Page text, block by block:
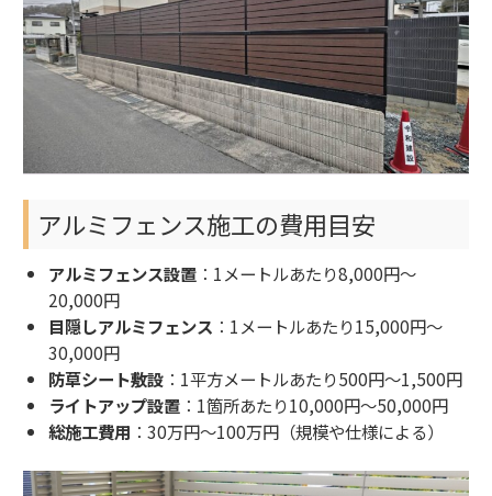
アルミフェンス施工の費用目安
アルミフェンス設置 ：1メートルあたり8,000円～
20,000円
目隠しアルミフェンス ：1メートルあたり15,000円～
30,000円
防草シート敷設 ：1平方メートルあたり500円～1,500円
ライトアップ設置 ：1箇所あたり10,000円～50,000円
総施工費用 ：30万円～100万円（規模や仕様による）